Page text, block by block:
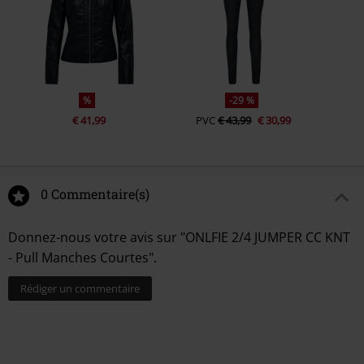
%
€ 41,99
-29 %
PVC€ 43,99 € 30,99
0 Commentaire(s)
Donnez-nous votre avis sur "ONLFIE 2/4 JUMPER CC KNT
- Pull Manches Courtes".
Rédiger un commentaire